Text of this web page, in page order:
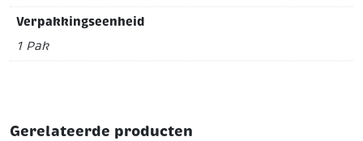
Verpakkingseenheid
1 Pak
Gerelateerde producten